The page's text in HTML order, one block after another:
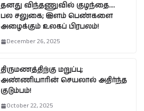
தனது விந்தணுவில் குழந்தை….
பல சலுகை; இளம் பெண்களை
அழைக்கும் உலகப் பிரபலம்!
December 26, 2025
திருமணத்திற்கு மறுப்பு;
அண்ணியாரின் செயலால் அதிர்ந்த
குடும்பம்!
October 22, 2025